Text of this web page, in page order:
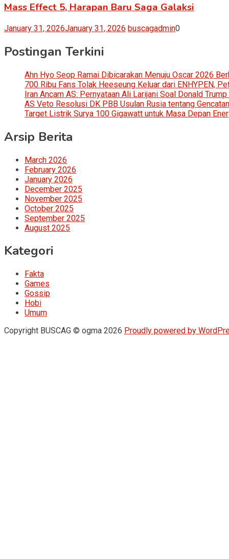
Mass Effect 5, Harapan Baru Saga Galaksi
January 31, 2026January 31, 2026 buscagadmin0
Postingan Terkini
Ahn Hyo Seop Ramai Dibicarakan Menuju Oscar 2026
700 Ribu Fans Tolak Heeseung Keluar dari ENHYPEN,
Iran Ancam AS: Pernyataan Ali Larijani Soal Donald
AS Veto Resolusi DK PBB Usulan Rusia tentang
Target Listrik Surya 100 Gigawatt untuk Masa Depan
Arsip Berita
March 2026
February 2026
January 2026
December 2025
November 2025
October 2025
September 2025
August 2025
Kategori
Fakta
Games
Gossip
Hobi
Umum
Copyright BUSCAG © ogma 2026 Proudly powered by